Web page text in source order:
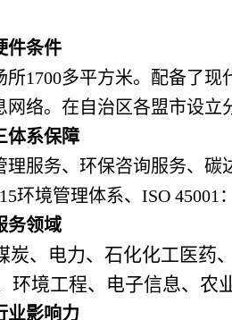
件条件
所1700多平方米。配备了
网络。在自治区各盟市设立
体系保障
理服务、环保咨询服务、碳
环境管理体系、ISO 45001
务领域
炭、电力、石化化工医药
环境工程、电子信息、农
业影响力